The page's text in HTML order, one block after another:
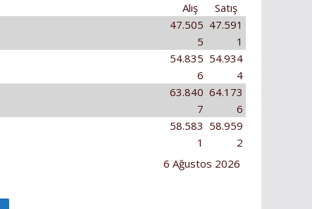
Satış
Alış
47.591
1
47.505
5
54.934
4
54.835
6
64.173
6
63.840
7
58.959
2
58.583
1
6 Ağustos 2026